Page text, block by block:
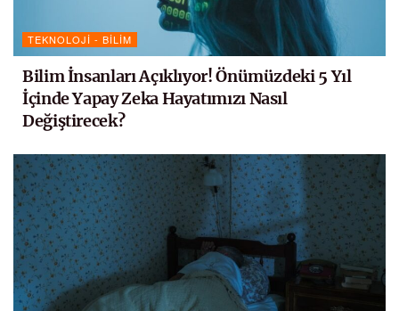
TEKNOLOJI - BILIM
Bilim İnsanları Açıklıyor! Önümüzdeki 5 Yıl
İçinde Yapay Zeka Hayatımızı Nasıl
Değiştirecek?